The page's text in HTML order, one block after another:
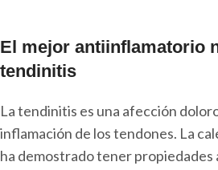
El mejor antiinflamatorio
tendinitis
La tendinitis es una afección
inflamación de los tendones. La
ha demostrado tener